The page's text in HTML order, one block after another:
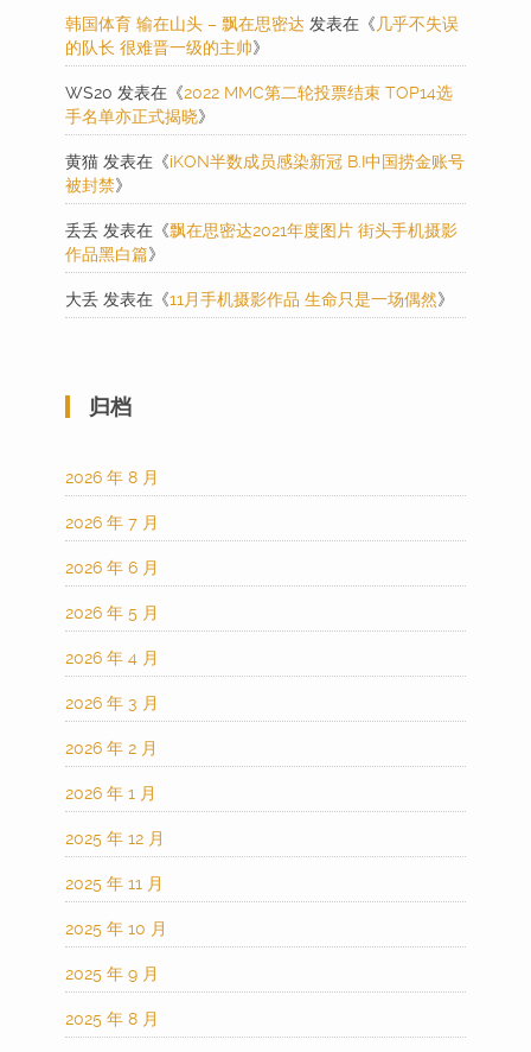
韩国体育 输在山头 – 飘在思密达 发表在《 几乎不失误
的队长 很难晋一级的主帅》
WS20 发表在《2022 MMC第二轮投票结束 TOP14选
手名单亦正式揭晓》
黄猫 发表在《iKON半数成员感染新冠 B.I中国捞金账号
被封禁》
丢丢 发表在《飘在思密达2021年度图片 街头手机摄影
作品黑白篇》
大丢 发表在《11月手机摄影作品 生命只是一场偶然》
归档
2026 年 8 月
2026 年 7 月
2026 年 6 月
2026 年 5 月
2026 年 4 月
2026 年 3 月
2026 年 2 月
2026 年 1 月
2025 年 12 月
2025 年 11 月
2025 年 10 月
2025 年 9 月
2025 年 8 月